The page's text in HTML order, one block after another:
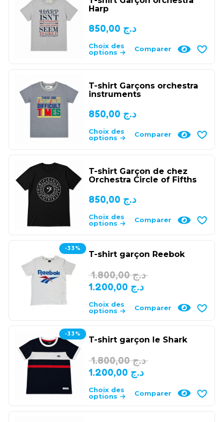
Harp
د.ج
Choix des
options
Comparer
T-shirt Garçons orchestra
instruments
د.ج
Choix des
options
Comparer
T-shirt Garçon de chez
Orchestra Circle of Fifths
د.ج
Choix des
options
Comparer
-33%
T-shirt garçon Reebok
د.ج1.800,00
د.ج
Choix des
options
Comparer
-33%
T-shirt garçon le Shark
د.ج1.800,00
د.ج
Choix des
options
Comparer